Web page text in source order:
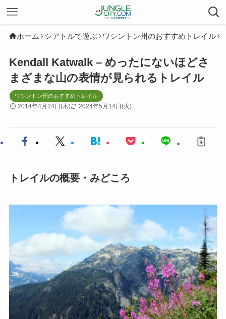
ホーム シアトルで遊ぶ ワシントン州のおすすめトレイル
Kendall Katwalk – めったにないほどさ
まざまな山の表情が見られるトレイル
ワシントン州のおすすめトレイル
2014年4月24日(木) 2024年5月14日(火)
トレイルの概要・みどころ